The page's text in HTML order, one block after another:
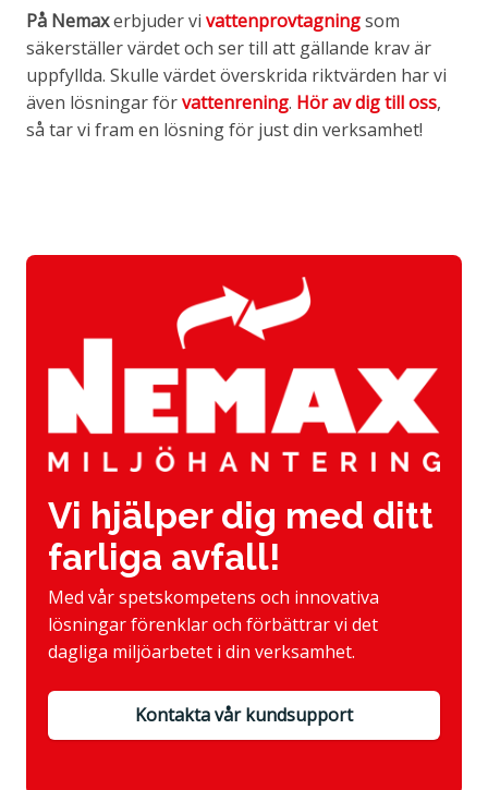
På Nemaxerbjuder vi vattenprovtagningsom
säkerställer värdet och ser till att gällande krav är
uppfyllda. Skulle värdet överskrida riktvärden har vi
även lösningar förvattenrening. Hör av dig till oss,
så tar vi fram en lösning för just din verksamhet!
Vi hjälper dig med ditt
farliga avfall!
Med vår spetskompetens och innovativa
lösningar förenklar och förbättrar vi det
dagliga miljöarbetet i din verksamhet.
Kontakta vår kundsupport